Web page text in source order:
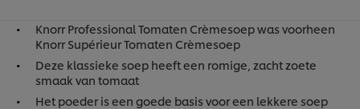
Knorr Professional Tomaten Crèmesoep was voorheen
Knorr Supérieur Tomaten Crèmesoep
Deze klassieke soep heeft een romige, zacht zoete
smaak van tomaat
Het poeder is een goede basis voor een lekkere soep